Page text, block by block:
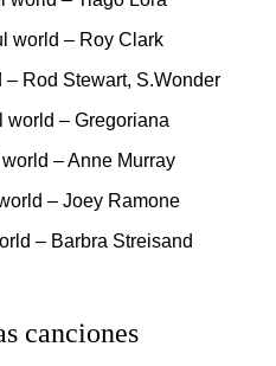
world – Roy Clark
Rod Stewart, S.Wonder
world – Gregoriana
– Anne Murray
– Joey Ramone
– Barbra Streisand
canciones